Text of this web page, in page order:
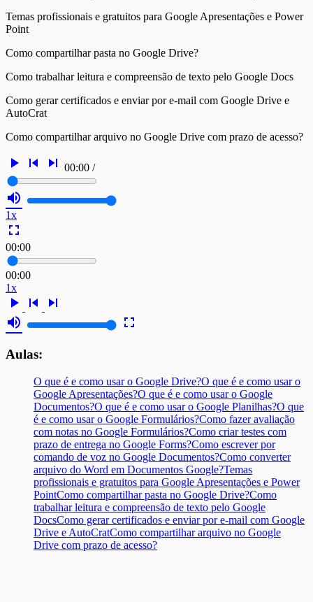
Temas profissionais e gratuitos para Google Apresentações e Power
Point
Como compartilhar pasta no Google Drive?
Como trabalhar leitura e compreensão de texto pelo Google Docs
Como gerar certificados e enviar por e-mail com Google Drive e
AutoCrat
Como compartilhar arquivo no Google Drive com prazo de acesso?
play_arrow skip_previous skip_next 00:00 /
volume_up
1x
fullscreen
00:00
00:00
1x
play_arrow skip_previous
skip_next
volume_up
fullscreen
Aulas:
O que é e como usar o Google Drive?O que é e como usar o
Google Apresentações?O que é e como usar o Google
Documentos?O que é e como usar o Google Planilhas?O que
é e como usar o Google Formulários?Como fazer avaliação
com notas no Google Formulários?Como criar testes com
prazo de entrega no Google Forms?Como escrever por
comando de voz no Google Documentos?Como converter
arquivo do Word em Documentos Google?Temas
profissionais e gratuitos para Google Apresentações e Power
PointComo compartilhar pasta no Google Drive?Como
trabalhar leitura e compreensão de texto pelo Google
DocsComo gerar certificados e enviar por e-mail com Google
Drive e AutoCratComo compartilhar arquivo no Google
Drive com prazo de acesso?